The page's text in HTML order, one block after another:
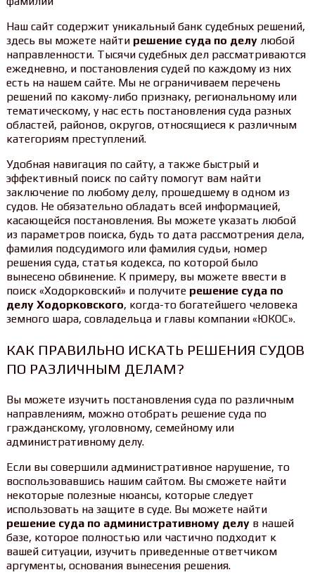
Наш сайт содержит уникальный банк судебных решений,
здесь вы можете найти решение суда по делулюбой
направленности. Тысячи судебных дел рассматриваются
ежедневно, и постановления судей по каждому из них
есть на нашем сайте. Мы не ограничиваем перечень
решений по какому-либо признаку, региональному или
тематическому, у нас есть постановления суда разных
областей, районов, округов, относящиеся к различным
категориям преступлений.
Удобная навигация по сайту, а также быстрый и
эффективный поиск по сайту помогут вам найти
заключение по любому делу, прошедшему в одном из
судов. Не обязательно обладать всей информацией,
касающейся постановления. Вы можете указать любой
из параметров поиска, будь то дата рассмотрения дела,
фамилия подсудимого или фамилия судьи, номер
решения суда, статья кодекса, по которой было
вынесено обвинение. К примеру, вы можете ввести в
поиск «Ходорковский» и получите решение суда по
делу Ходорковского, когда-то богатейшего человека
земного шара, совладельца и главы компании «ЮКОС».
КАК ПРАВИЛЬНО ИСКАТЬ РЕШЕНИЯ СУДОВ
ПО РАЗЛИЧНЫМ ДЕЛАМ?
Вы можете изучить постановления суда по различным
направлениям, можно отобрать решение суда по
гражданскому, уголовному, семейному или
административному делу.
Если вы совершили административное нарушение, то
воспользовавшись нашим сайтом. Вы сможете найти
некоторые полезные нюансы, которые следует
использовать на защите в суде. Вы можете найти
решение суда по административному делув нашей
базе, которое полностью или частично подходит к
вашей ситуации, изучить приведенные ответчиком
аргументы, основания вынесения решения.